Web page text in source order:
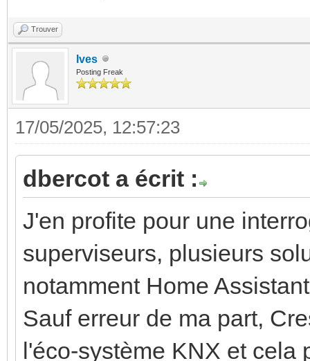
Trouver
Ives
Posting Freak
17/05/2025, 12:57:23
dbercot a écrit :
J'en profite pour une
superviseurs, plusieurs
notamment Home
Sauf erreur de ma part,
l'éco-système KNX et cela